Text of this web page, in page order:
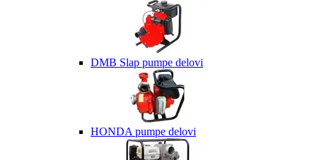
DMB Slap pumpe delovi
HONDA pumpe delovi